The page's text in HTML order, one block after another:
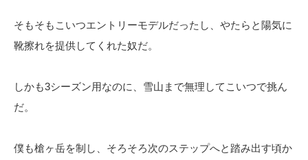
そもそもこいつエントリーモデルだったし、やたらと陽気に
靴擦れを提供してくれた奴だ。
しかも3シーズン用なのに、雪山まで無理してこいつで挑ん
だ。
僕も槍ヶ岳を制し、そろそろ次のステップへと踏み出す頃か